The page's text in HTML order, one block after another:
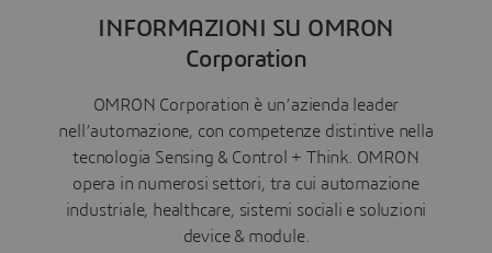
INFORMAZIONI SU OMRON
Corporation
OMRON Corporation è un’azienda leader
nell’automazione, con competenze distintive nella
tecnologia Sensing & Control + Think. OMRON
opera in numerosi settori, tra cui automazione
industriale, healthcare, sistemi sociali e soluzioni
device & module.